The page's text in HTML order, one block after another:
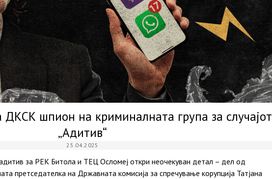
ДКСК шпион на криминалната група за случајот
„Адитив“
25.04.2025
за РЕК Битола и ТЕЦ Осломеј откри неочекуван детал – дел од
претседателка на Државната комисија за спречување корупција Татјана